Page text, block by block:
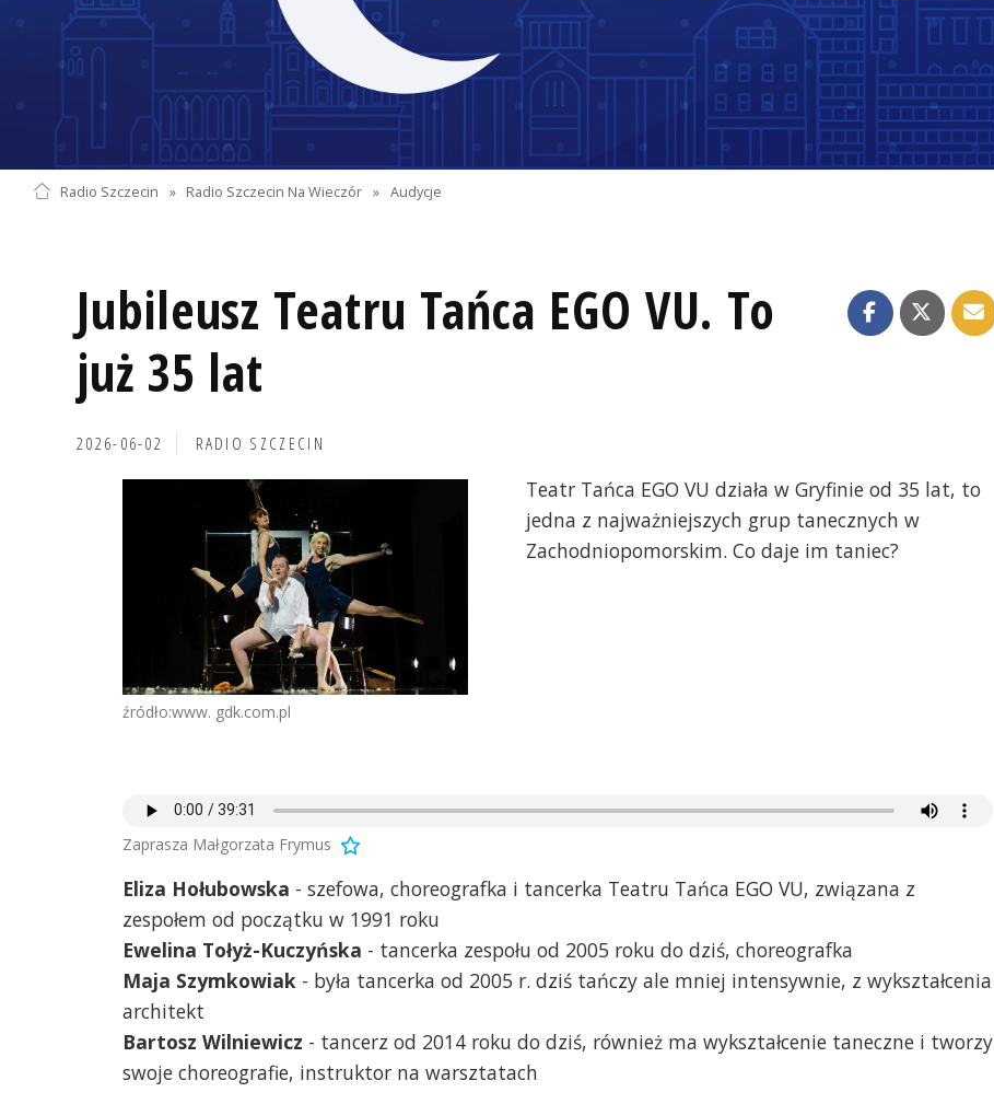
Radio Szczecin » Radio Szczecin Na Wieczór » Audycje
Jubileusz Teatru Tańca EGO VU. To
już 35 lat
2026-06-02 RADIO SZCZECIN
źródło:www. gdk.com.pl
Teatr Tańca EGO VU działa w Gryfinie od 35 lat, to
jedna z najważniejszych grup tanecznych w
Zachodniopomorskim. Co daje im taniec?
Zaprasza Małgorzata Frymus
Eliza Hołubowska - szefowa, choreografka i tancerka Teatru Tańca EGO VU, związana z
zespołem od początku w 1991 roku
Ewelina Tołyż-Kuczyńska - tancerka zespołu od 2005 roku do dziś, choreografka
Maja Szymkowiak - była tancerka od 2005 r. dziś tańczy ale mniej intensywnie, z wykształcenia
architekt
Bartosz Wilniewicz - tancerz od 2014 roku do dziś, również ma wykształcenie taneczne i tworzy
swoje choreografie, instruktor na warsztatach